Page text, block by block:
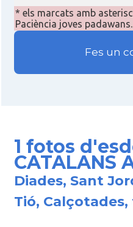
* els marcats amb
Paciència joves
Fes un
1 fotos
CATALANS
Diades, Sant
Tió,